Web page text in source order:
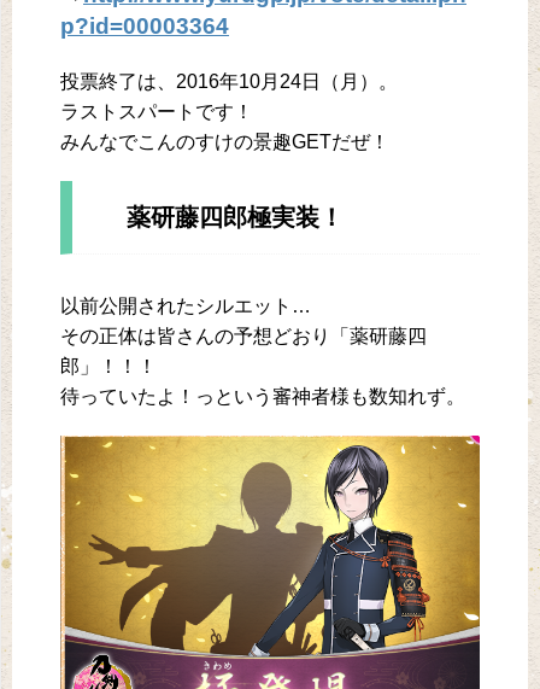
p?id=00003364
投票終了は、2016年10月24日（月）。
ラストスパートです！
みんなでこんのすけの景趣GETだぜ！
薬研藤四郎極実装！
以前公開されたシルエット…
その正体は皆さんの予想どおり「薬研藤四
郎」！！！
待っていたよ！っという審神者様も数知れず。